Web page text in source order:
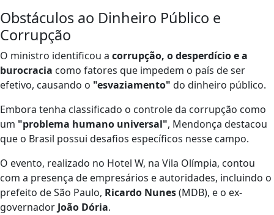
Obstáculos ao Dinheiro Público e
Corrupção
O ministro identificou a corrupção, o desperdício e a
burocracia como fatores que impedem o país de ser
efetivo, causando o "esvaziamento" do dinheiro público.
Embora tenha classificado o controle da corrupção como
um "problema humano universal", Mendonça destacou
que o Brasil possui desafios específicos nesse campo.
O evento, realizado no Hotel W, na Vila Olímpia, contou
com a presença de empresários e autoridades, incluindo o
prefeito de São Paulo, Ricardo Nunes(MDB), e o ex-
governador João Dória.